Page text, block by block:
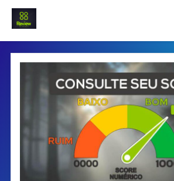
INICIO
Termo e Condições
Política Privacidade
SOBRE NÓS